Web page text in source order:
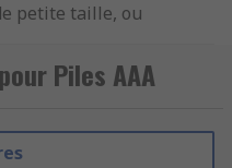
petite taille, ou
piles triple A ou
Le format de
Piles AAA